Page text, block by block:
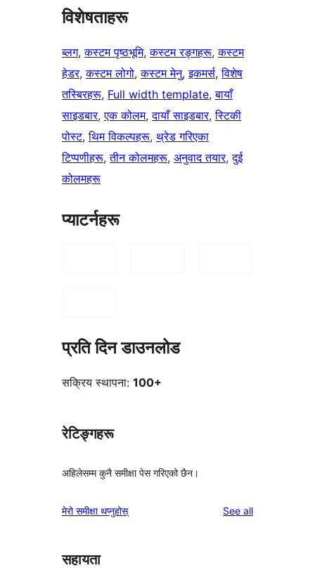
विशेषताहरू
ब्लग, कस्टम पृष्ठभूमि, कस्टम रङ्गहरू, कस्टम
हेडर, कस्टम लोगो, कस्टम मेनु, इकमर्स, विशेष
तस्बिरहरू, Full width template, बायाँ
साइडबार, एक कोलम, दायाँ साइडबार, स्टिकी
पोस्ट, थिम विकल्पहरू, थ्रेड गरिएका
टिप्पणीहरू, तीन कोलमहरू, अनुवाद तयार, दुई
कोलमहरू
प्याटर्नहरू
प्रति दिन डाउनलोड
सक्रिय स्थापना: 100+
रेटिङ्गहरू
अहिलेसम्म कुनै समीक्षा पेस गरिएको छैन।
मेरो समीक्षा थप्नुहोस् See allreviews
सहायता